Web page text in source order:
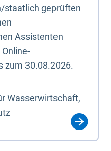
staatlich geprüften
Assistenten
zum 30.08.2026.
Wasserwirtschaft,